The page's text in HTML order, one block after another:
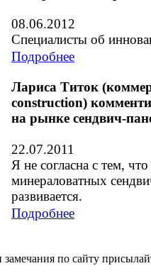
08.06.2012
Специалисты об
Подробнее
Лариса Титок
construction)
на рынке сендвич-
22.07.2011
Я не согласна с тем,
минераловатных
развивается.
Подробнее
по сайту